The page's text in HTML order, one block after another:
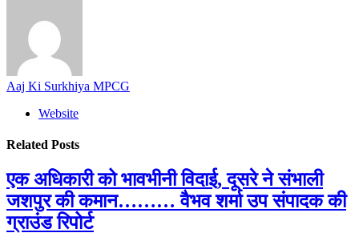
Aaj Ki Surkhiya MPCG
Website
Related Posts
एक अधिकारी को भावभीनी विदाई, दूसरे ने संभाली
जशपुर की कमान……… वैभव शर्मा उप संपादक की
ग्राउंड रिपोर्ट